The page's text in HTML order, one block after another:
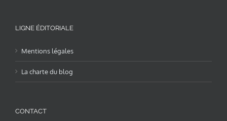
LIGNE ÉDITORIALE
Mentions légales
La charte du blog
CONTACT